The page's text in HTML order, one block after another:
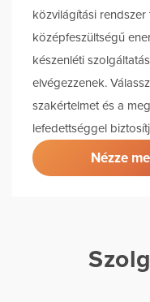
közvilágítási
középfeszültségű
készenléti
elvégezzenek.
szakértelmet és a
lefedettséggel
Nézze